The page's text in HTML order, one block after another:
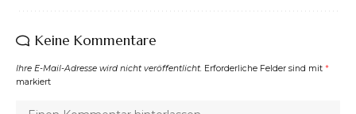
Keine Kommentare
Ihre E-Mail-Adresse wird nicht veröffentlicht. Erforderliche Felder sind mit *
markiert